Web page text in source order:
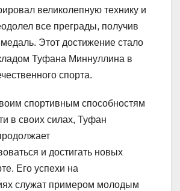
великолепную технику и
все преграды, получив
Этот достижение стало
Туфана Миннуллина в
спорта.
спортивным способностям
в своих силах, Туфан
и достигать новых
Его успехи на
служат примером молодым